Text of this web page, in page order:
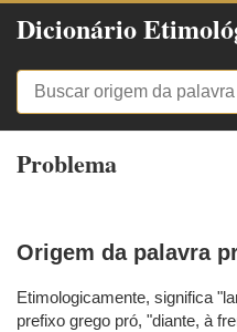
Dicionário
Problema
Origem da palavra
Etimologicamente, significa
prefixo grego pró, "diante, à